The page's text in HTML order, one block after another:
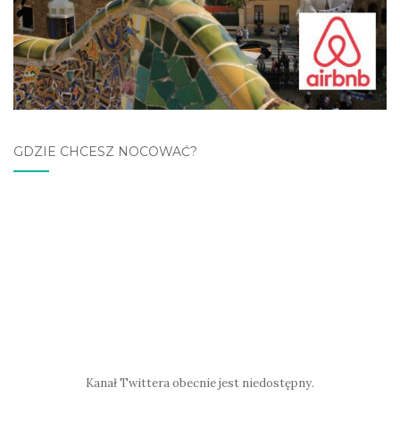
GDZIE CHCESZ NOCOWAĆ?
Kanał Twittera obecnie jest niedostępny.